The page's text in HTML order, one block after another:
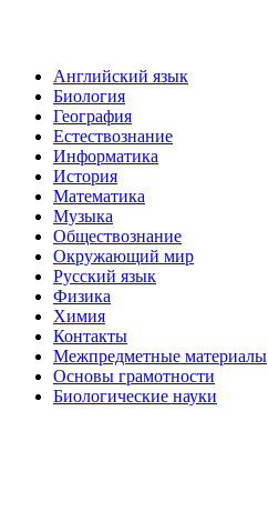
Английский язык
Биология
География
Естествознание
Информатика
История
Математика
Музыка
Обществознание
Окружающий мир
Русский язык
Физика
Химия
Контакты
Межпредметные материалы
Основы грамотности
Биологические науки